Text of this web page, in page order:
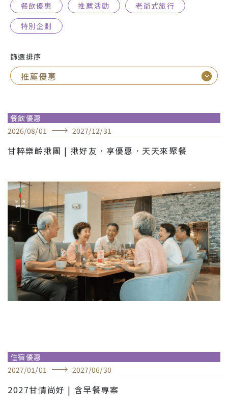
餐飲優惠
推薦活動
老爺式旅行
特別企劃
篩選排序
餐飲優惠
2026/08/01 2027/12/31
甘粹樂齡揪團 | 揪好友．享優惠．天天來聚餐
住宿優惠
2027/01/01 2027/06/30
2027甘情尚好 | 含早餐專案